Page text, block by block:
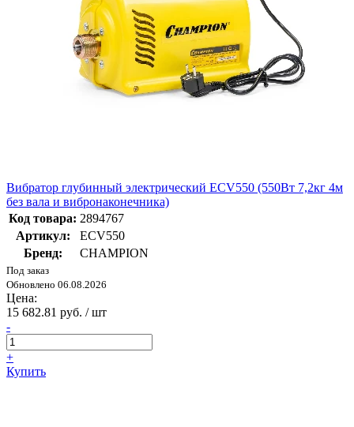
Вибратор глубинный электрический ECV550 (550Вт 7,2кг 4м
без вала и вибронаконечника)
Код товара: 2894767
Артикул:
ECV550
Бренд:
CHAMPION
Под заказ
Обновлено 06.08.2026
Цена:
15 682.81 руб. / шт
-
+
Купить